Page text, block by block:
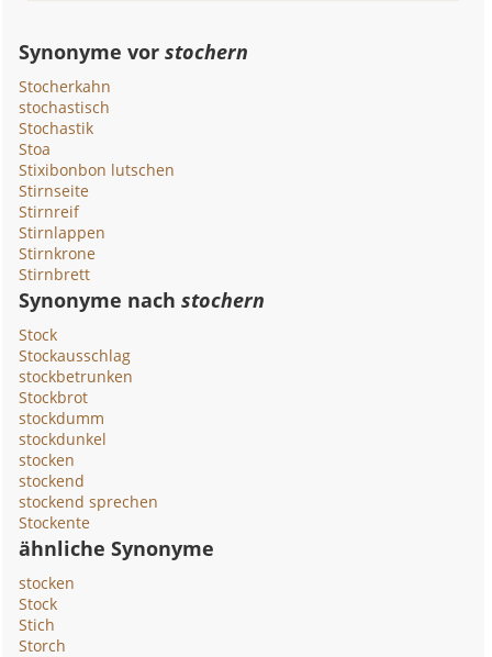
Synonyme vorstochern
Stocherkahn
stochastisch
Stochastik
Stoa
Stixibonbon lutschen
Stirnseite
Stirnreif
Stirnlappen
Stirnkrone
Stirnbrett
Synonyme nachstochern
Stock
Stockausschlag
stockbetrunken
Stockbrot
stockdumm
stockdunkel
stocken
stockend
stockend sprechen
Stockente
ähnliche Synonyme
stocken
Stock
Stich
Storch